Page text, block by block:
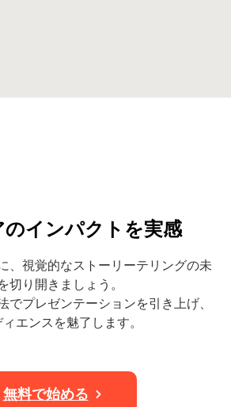
のインパクトを実感
、視覚的なストーリーテリングの未
切り開きましょう。
でプレゼンテーションを引き上げ、
エンスを魅了します。
無料で始める